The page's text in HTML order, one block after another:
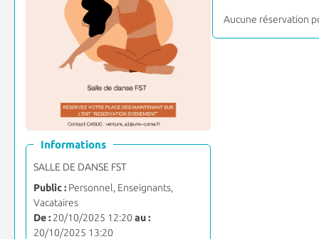
Informations
SALLE DE DANSE FST
Public :Personnel, Enseignants,
Vacataires
De :20/10/2025 12:20 au :
20/10/2025 13:20
Aucune réservation